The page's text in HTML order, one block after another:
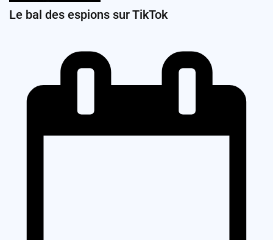
Le bal des espions sur TikTok